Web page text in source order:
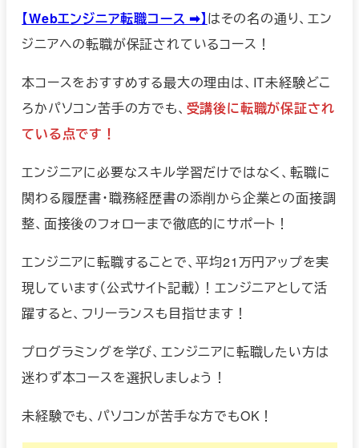
【Webエンジニア転職コース ➡︎】はその名の通り、エン
ジニアへの転職が保証されているコース！
本コースをおすすめする最大の理由は、IT未経験どこ
ろかパソコン苦手の方でも、 受講後に転職が保証され
ている点です！
エンジニアに必要なスキル学習だけではなく、転職に
関わる履歴書・職務経歴書の添削から企業との面接調
整、面接後のフォローまで徹底的にサポート！
エンジニアに転職することで、平均21万円アップを実
現しています（公式サイト記載）！エンジニアとして活
躍すると、フリーランスも目指せます！
プログラミングを学び、エンジニアに転職したい方は
迷わず本コースを選択しましょう！
未経験でも、パソコンが苦手な方でもOK！